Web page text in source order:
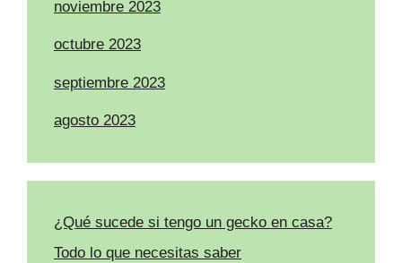
noviembre 2023
octubre 2023
septiembre 2023
agosto 2023
¿Qué sucede si tengo un gecko en casa?
Todo lo que necesitas saber